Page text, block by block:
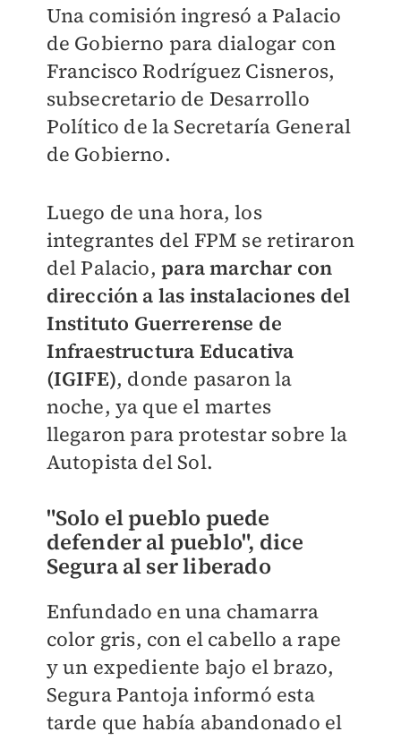
Una comisión ingresó a Palacio
de Gobierno para dialogar con
Francisco Rodríguez Cisneros,
subsecretario de Desarrollo
Político de la Secretaría General
de Gobierno.
Luego de una hora, los
integrantes del FPM se retiraron
del Palacio,para marchar con
dirección a las instalaciones del
Instituto Guerrerense de
Infraestructura Educativa
(IGIFE), donde pasaron la
noche, ya que el martes
llegaron para protestar sobre la
Autopista del Sol.
"Solo el pueblo puede
defender al pueblo", dice
Segura al ser liberado
Enfundado en una chamarra
color gris, con el cabello a rape
y un expediente bajo el brazo,
Segura Pantoja informó esta
tarde que había abandonado el